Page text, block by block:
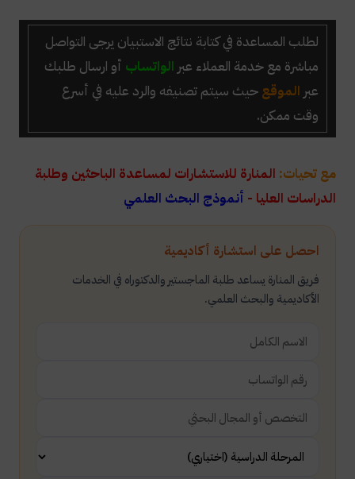
احصل على استشارة أكاديمية
فريق المنارة يساعد طلبة الماجستير والدكتوراه في الخدمات
الأكاديمية والبحث العلمي.
لطلب المساعدة في كتابة نتائج الاستبيان يرجى التواصل
مباشرة مع خدمة العملاء عبر الواتساب أو ارسال طلبك
عبر الموقع حيث سيتم تصنيفه والرد عليه في أسرع
وقت ممكن.
مع تحيات: المنارة للاستشارات لمساعدة الباحثين وطلبة
الدراسات العليا - أنموذج البحث العلمي